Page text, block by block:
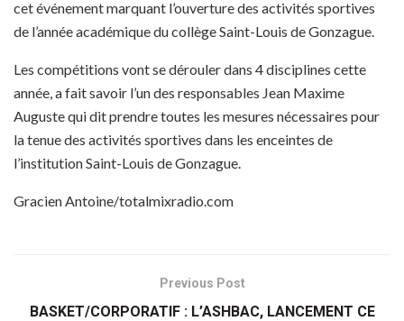
cet événement marquant l’ouverture des activités sportives
de l’année académique du collège Saint-Louis de Gonzague.
Les compétitions vont se dérouler dans 4 disciplines cette
année, a fait savoir l’un des responsables Jean Maxime
Auguste qui dit prendre toutes les mesures nécessaires pour
la tenue des activités sportives dans les enceintes de
l’institution Saint-Louis de Gonzague.
Gracien Antoine/totalmixradio.com
Previous Post
BASKET/CORPORATIF : L’ASHBAC, LANCEMENT CE